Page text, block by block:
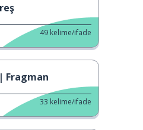
49 kelime/ifade
Fragman
33 kelime/ifade